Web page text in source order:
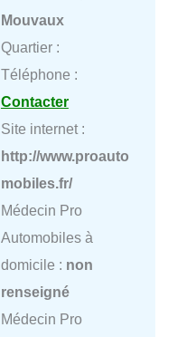
Mouvaux
Quartier :
Téléphone :
Contacter
Site internet :
http://www.proauto
mobiles.fr/
Médecin Pro
Automobiles à
domicile : non
renseigné
Médecin Pro